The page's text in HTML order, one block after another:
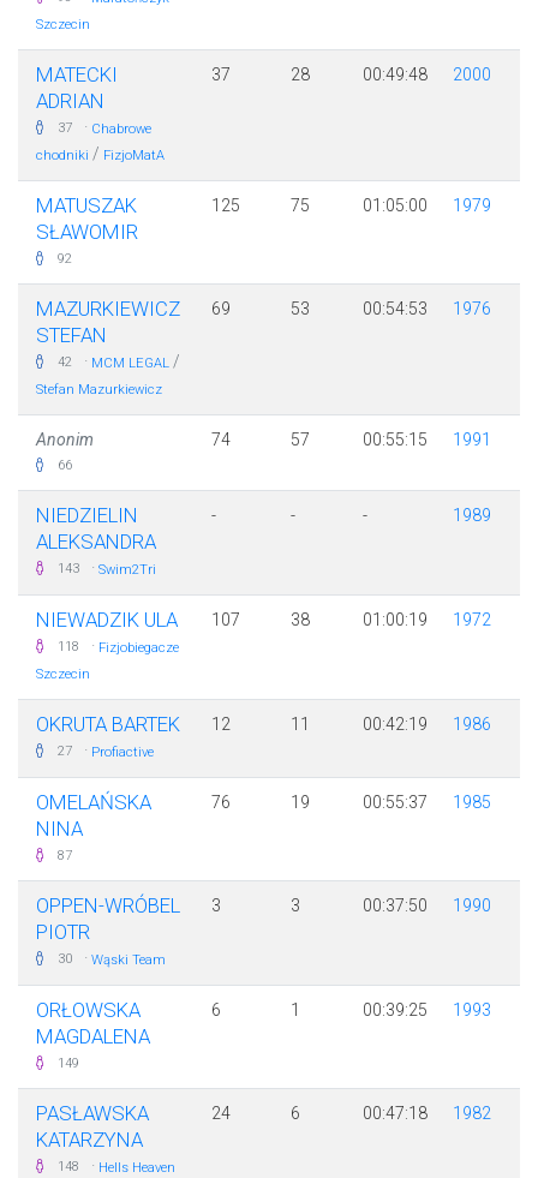
Szczecin
MATECKI
ADRIAN
37 · Chabrowe
chodniki / FizjoMatA
37 28 00:49:48 2000
MATUSZAK
SŁAWOMIR
92
125 75 01:05:00 1979
MAZURKIEWICZ
STEFAN
42 · MCM LEGAL /
Stefan Mazurkiewicz
69 53 00:54:53 1976
Anonim
66
74 57 00:55:15 1991
NIEDZIELIN
ALEKSANDRA
143 · Swim2Tri
- - - 1989
NIEWADZIK ULA
118 · Fizjobiegacze
Szczecin
107 38 01:00:19 1972
OKRUTA BARTEK
27 · Profiactive
12 11 00:42:19 1986
OMELAŃSKA
NINA
87
76 19 00:55:37 1985
OPPEN-WRÓBEL
PIOTR
30 · Wąski Team
3 3 00:37:50 1990
ORŁOWSKA
MAGDALENA
149
6 1 00:39:25 1993
PASŁAWSKA
KATARZYNA
148 · Hells Heaven
24 6 00:47:18 1982